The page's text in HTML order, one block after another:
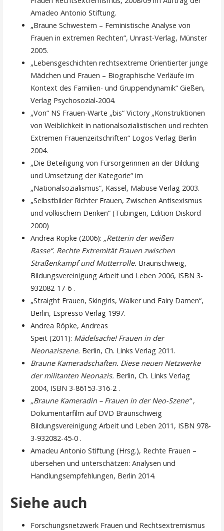
Amadeo Antonio Stiftung.
„Braune Schwestern – Feministische Analyse von
Frauen in extremen Rechten“, Unrast-Verlag, Münster
2005.
„Lebensgeschichten rechtsextreme Orientierter junge
Mädchen und Frauen – Biographische Verläufe im
Kontext des Familien- und Gruppendynamik“ Gießen,
Verlag Psychosozial-2004.
„Von“ NS Frauen-Warte „bis“ Victory „Konstruktionen
von Weiblichkeit in nationalsozialistischen und rechten
Extremen Frauenzeitschriften“ Logos Verlag Berlin
2004.
„Die Beteiligung von Fürsorgerinnen an der Bildung
und Umsetzung der Kategorie“ im
„Nationalsozialismus“, Kassel, Mabuse Verlag 2003.
„Selbstbilder Richter Frauen, Zwischen Antisexismus
und völkischem Denken“ (Tübingen, Edition Diskord
2000)
Andrea Röpke (2006): „Retterin der weißen
Rasse“. Rechte Extremität Frauen zwischen
Straßenkampf und Mutterrolle. Braunschweig,
Bildungsvereinigung Arbeit und Leben 2006, ISBN 3-
932082-17-6 .
„Straight Frauen, Skingirls, Walker und Fairy Damen“,
Berlin, Espresso Verlag 1997.
Andrea Röpke, Andreas
Speit (2011): Mädelsache! Frauen in der
Neonaziszene. Berlin, Ch. Links Verlag 2011.
Braune Kameradschaften. Diese neuen Netzwerke
der militanten Neonazis. Berlin, Ch. Links Verlag
2004, ISBN 3-86153-316-2 .
„Braune Kameradin – Frauen in der Neo-Szene“,
Dokumentarfilm auf DVD Braunschweig
Bildungsvereinigung Arbeit und Leben 2011, ISBN 978-
3-932082-45-0 .
Amadeu Antonio Stiftung (Hrsg.), Rechte Frauen –
übersehen und unterschätzen: Analysen und
Handlungsempfehlungen, Berlin 2014.
Siehe auch
Forschungsnetzwerk Frauen und Rechtsextremismus